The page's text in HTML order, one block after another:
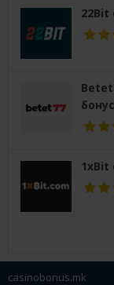
22Bit
бонус
1xBit
casinobonus.mk